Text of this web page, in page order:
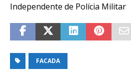
Independente de Polícia Militar
FACADA